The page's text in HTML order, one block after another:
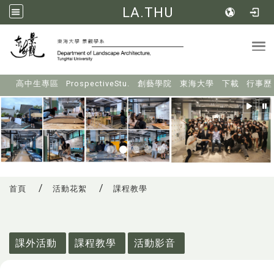
LA.THU
高中生專區 ProspectiveStu. 創藝學院 東海大學 下載 行事歷
首頁 活動花絮 課程教學
課外活動
課程教學 活動影音